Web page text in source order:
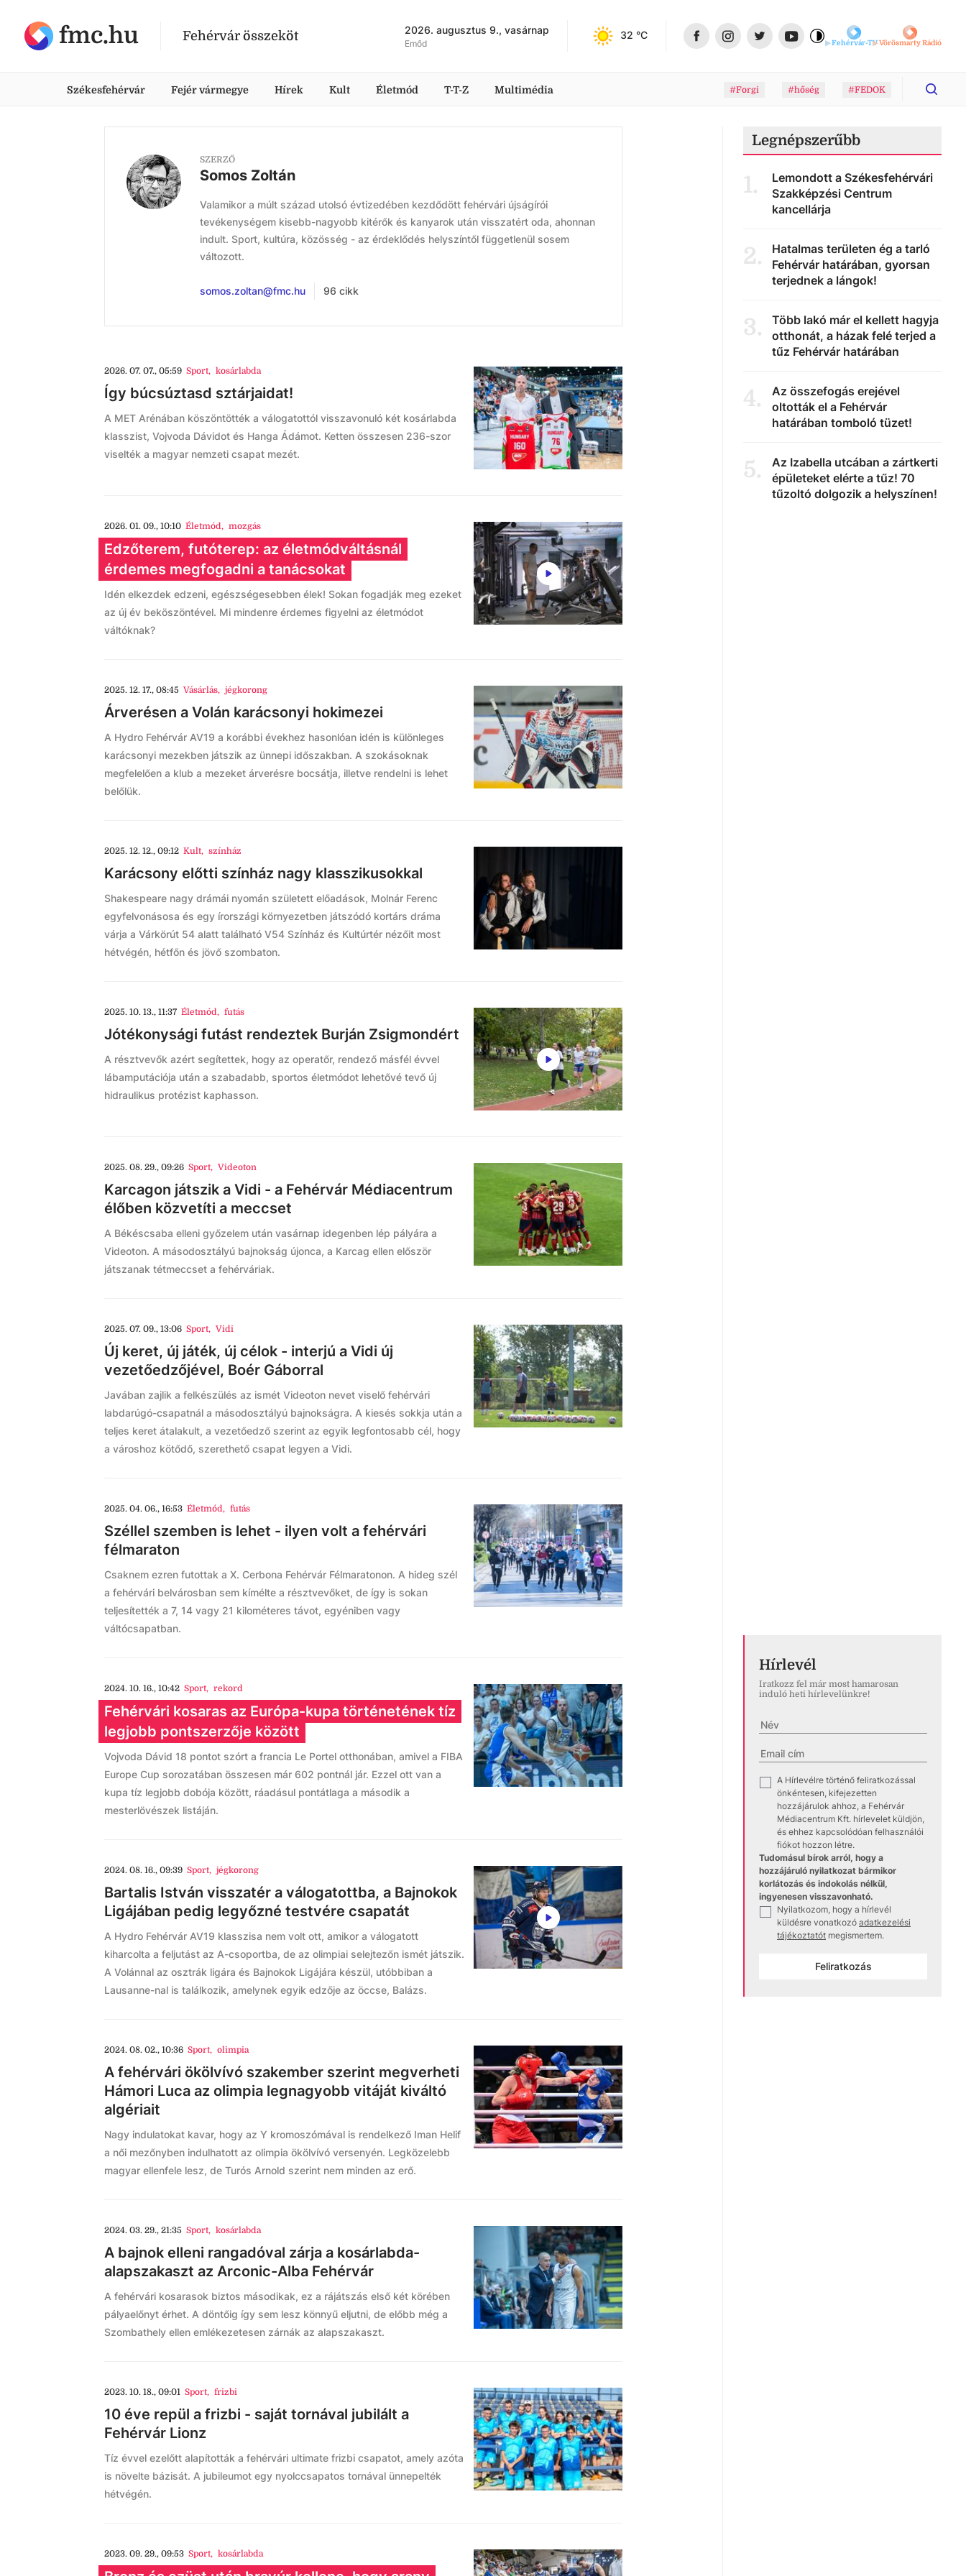
fmc.hu Fehérvár összeköt 2026. augusztus 9., vasárnap
Emőd
32 °C
Fehérvár-TVVörösmarty Rádió
Székesfehérvár Fejér vármegye Hírek Kult Életmód T-T-Z Multimédia #Forgi #hőség #FEDOK
SZERZŐ
Somos Zoltán
Valamikor a múlt század utolsó évtizedében kezdődött fehérvári újságírói
tevékenységem kisebb-nagyobb kitérők és kanyarok után visszatért oda, ahonnan
indult. Sport, kultúra, közösség - az érdeklődés helyszíntől függetlenül sosem
változott.
somos.zoltan@fmc.hu 96 cikk
2026. 07. 07., 05:59 Sport, kosárlabda
Így búcsúztasd sztárjaidat!
A MET Arénában köszöntötték a válogatottól visszavonuló két kosárlabda
klasszist, Vojvoda Dávidot és Hanga Ádámot. Ketten összesen 236-szor
viselték a magyar nemzeti csapat mezét.
2026. 01. 09., 10:10 Életmód, mozgás
Edzőterem, futóterep: az életmódváltásnál
érdemes megfogadni a tanácsokat
Idén elkezdek edzeni, egészségesebben élek! Sokan fogadják meg ezeket
az új év beköszöntével. Mi mindenre érdemes figyelni az életmódot
váltóknak?
2025. 12. 17., 08:45 Vásárlás, jégkorong
Árverésen a Volán karácsonyi hokimezei
A Hydro Fehérvár AV19 a korábbi évekhez hasonlóan idén is különleges
karácsonyi mezekben játszik az ünnepi időszakban. A szokásoknak
megfelelően a klub a mezeket árverésre bocsátja, illetve rendelni is lehet
belőlük.
2025. 12. 12., 09:12 Kult, színház
Karácsony előtti színház nagy klasszikusokkal
Shakespeare nagy drámái nyomán született előadások, Molnár Ferenc
egyfelvonásosa és egy írországi környezetben játszódó kortárs dráma
várja a Várkörút 54 alatt található V54 Színház és Kultúrtér nézőit most
hétvégén, hétfőn és jövő szombaton.
2025. 10. 13., 11:37 Életmód, futás
Jótékonysági futást rendeztek Burján Zsigmondért
A résztvevők azért segítettek, hogy az operatőr, rendező másfél évvel
lábamputációja után a szabadabb, sportos életmódot lehetővé tevő új
hidraulikus protézist kaphasson.
2025. 08. 29., 09:26 Sport, Videoton
Karcagon játszik a Vidi - a Fehérvár Médiacentrum
élőben közvetíti a meccset
A Békéscsaba elleni győzelem után vasárnap idegenben lép pályára a
Videoton. A másodosztályú bajnokság újonca, a Karcag ellen először
játszanak tétmeccset a fehérváriak.
2025. 07. 09., 13:06 Sport, Vidi
Új keret, új játék, új célok - interjú a Vidi új
vezetőedzőjével, Boér Gáborral
Javában zajlik a felkészülés az ismét Videoton nevet viselő fehérvári
labdarúgó-csapatnál a másodosztályú bajnokságra. A kiesés sokkja után a
teljes keret átalakult, a vezetőedző szerint az egyik legfontosabb cél, hogy
a városhoz kötődő, szerethető csapat legyen a Vidi.
2025. 04. 06., 16:53 Életmód, futás
Széllel szemben is lehet - ilyen volt a fehérvári
félmaraton
Csaknem ezren futottak a X. Cerbona Fehérvár Félmaratonon. A hideg szél
a fehérvári belvárosban sem kímélte a résztvevőket, de így is sokan
teljesítették a 7, 14 vagy 21 kilométeres távot, egyéniben vagy
váltócsapatban.
2024. 10. 16., 10:42 Sport, rekord
Fehérvári kosaras az Európa-kupa történetének tíz
legjobb pontszerzője között
Vojvoda Dávid 18 pontot szórt a francia Le Portel otthonában, amivel a FIBA
Europe Cup sorozatában összesen már 602 pontnál jár. Ezzel ott van a
kupa tíz legjobb dobója között, ráadásul pontátlaga a második a
mesterlövészek listáján.
2024. 08. 16., 09:39 Sport, jégkorong
Bartalis István visszatér a válogatottba, a Bajnokok
Ligájában pedig legyőzné testvére csapatát
A Hydro Fehérvár AV19 klasszisa nem volt ott, amikor a válogatott
kiharcolta a feljutást az A-csoportba, de az olimpiai selejtezőn ismét játszik.
A Volánnal az osztrák ligára és Bajnokok Ligájára készül, utóbbiban a
Lausanne-nal is találkozik, amelynek egyik edzője az öccse, Balázs.
2024. 08. 02., 10:36 Sport, olimpia
A fehérvári ökölvívó szakember szerint megverheti
Hámori Luca az olimpia legnagyobb vitáját kiváltó
algériait
Nagy indulatokat kavar, hogy az Y kromoszómával is rendelkező Iman Helif
a női mezőnyben indulhatott az olimpia ökölvívó versenyén. Legközelebb
magyar ellenfele lesz, de Turós Arnold szerint nem minden az erő.
2024. 03. 29., 21:35 Sport, kosárlabda
A bajnok elleni rangadóval zárja a kosárlabda-
alapszakaszt az Arconic-Alba Fehérvár
A fehérvári kosarasok biztos másodikak, ez a rájátszás első két körében
pályaelőnyt érhet. A döntőig így sem lesz könnyű eljutni, de előbb még a
Szombathely ellen emlékezetesen zárnák az alapszakaszt.
2023. 10. 18., 09:01 Sport, frizbi
10 éve repül a frizbi - saját tornával jubilált a
Fehérvár Lionz
Tíz évvel ezelőtt alapították a fehérvári ultimate frizbi csapatot, amely azóta
is növelte bázisát. A jubileumot egy nyolccsapatos tornával ünnepelték
hétvégén.
2023. 09. 29., 09:53 Sport, kosárlabda
Legnépszerűbb
1.
Lemondott a Székesfehérvári
Szakképzési Centrum
kancellárja
2.
Hatalmas területen ég a tarló
Fehérvár határában, gyorsan
terjednek a lángok!
3.
Több lakó már el kellett hagyja
otthonát, a házak felé terjed a
tűz Fehérvár határában
4.
Az összefogás erejével
oltották el a Fehérvár
határában tomboló tüzet!
5.
Az Izabella utcában a zártkerti
épületeket elérte a tűz! 70
tűzoltó dolgozik a helyszínen!
Hírlevél
Iratkozz fel már most hamarosan
induló heti hírlevelünkre!
✓
A Hírlevélre történő feliratkozással
önkéntesen, kifejezetten
hozzájárulok ahhoz, a Fehérvár
Médiacentrum Kft. hírlevelet küldjön,
és ehhez kapcsolódóan felhasználói
fiókot hozzon létre.
Tudomásul bírok arról, hogy a
hozzájáruló nyilatkozat bármikor
korlátozás és indokolás nélkül,
ingyenesen visszavonható.
✓
Nyilatkozom, hogy a hírlevél
küldésre vonatkozó adatkezelési
tájékoztatót megismertem.
Feliratkozás